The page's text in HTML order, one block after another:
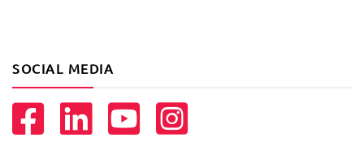
SOCIAL MEDIA